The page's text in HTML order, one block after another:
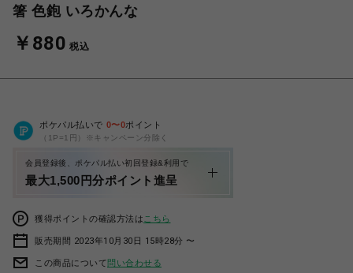
箸 色鉋 いろかんな
￥880 税込
ポケパル払いで 0〜0ポイント
（1P=1円）※キャンペーン分除く
会員登録後、ポケパル払い初回登録&利用で
最大1,500円分ポイント進呈
獲得ポイントの確認方法は こちら
販売期間 2023年10月30日 15時28分 〜
この商品について問い合わせる